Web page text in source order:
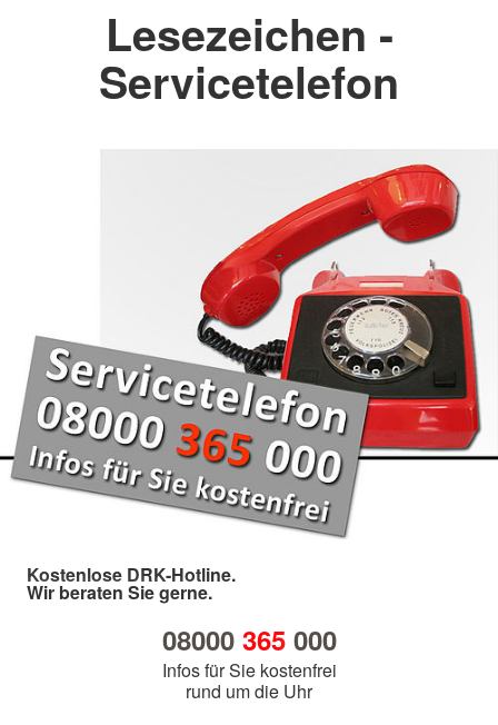
Lesezeichen -
Servicetelefon
Kostenlose DRK-Hotline.
Wir beraten Sie gerne.
08000 365000
Infos für Sie kostenfrei
rund um die Uhr